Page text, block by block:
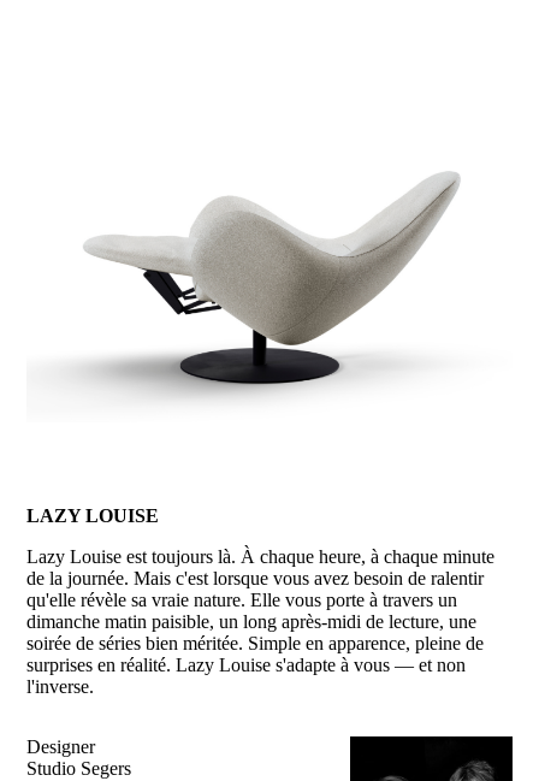
LAZY LOUISE
Lazy Louise est toujours là. À chaque heure, à chaque minute
de la journée. Mais c'est lorsque vous avez besoin de ralentir
qu'elle révèle sa vraie nature. Elle vous porte à travers un
dimanche matin paisible, un long après-midi de lecture, une
soirée de séries bien méritée. Simple en apparence, pleine de
surprises en réalité. Lazy Louise s'adapte à vous — et non
l'inverse.
Designer
Studio Segers